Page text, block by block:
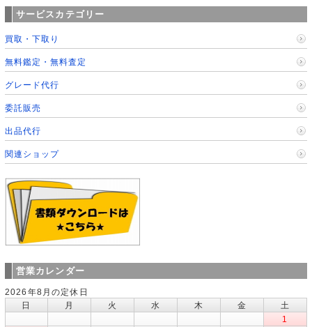
サービスカテゴリー
買取・下取り
無料鑑定・無料査定
グレード代行
委託販売
出品代行
関連ショップ
営業カレンダー
2026年8月の定休日
日
月 火 水 木 金
土
1